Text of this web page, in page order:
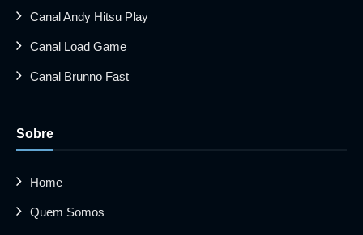
Canal Andy Hitsu Play
Canal Load Game
Canal Brunno Fast
Sobre
Home
Quem Somos